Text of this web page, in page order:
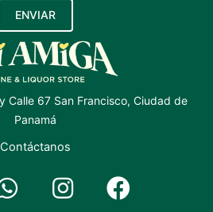
ENVIAR
Calle 67 San Francisco, Ciudad de
Panamá
Contáctanos